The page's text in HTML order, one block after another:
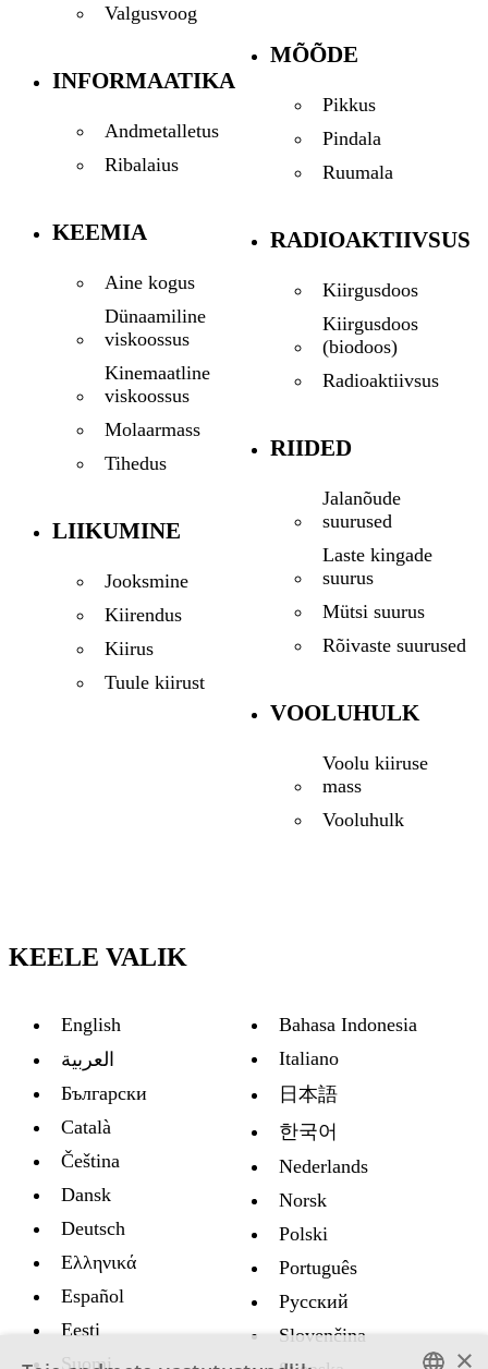
Valgusvoog
INFORMAATIKA
Andmetalletus
Ribalaius
KEEMIA
Aine kogus
Dünaamiline
viskoossus
Kinemaatline
viskoossus
Molaarmass
Tihedus
LIIKUMINE
Jooksmine
Kiirendus
Kiirus
Tuule kiirust
MÕÕDE
Pikkus
Pindala
Ruumala
RADIOAKTIIVSUS
Kiirgusdoos
Kiirgusdoos
(biodoos)
Radioaktiivsus
RIIDED
Jalanõude
suurused
Laste kingade
suurus
Mütsi suurus
Rõivaste suurused
VOOLUHULK
Voolu kiiruse
mass
Vooluhulk
KEELE VALIK
English
العربية
Български
Català
Čeština
Dansk
Deutsch
Ελληνικά
Español
Eesti
Suomi
Bahasa Indonesia
Italiano
日本語
한국어
Nederlands
Norsk
Polski
Português
Русский
Slovenčina
×